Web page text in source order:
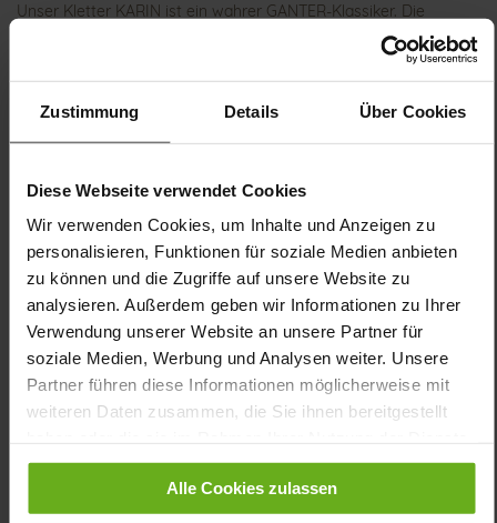
Zustimmung Details Über Cookies
Diese Webseite verwendet Cookies
Wir verwenden Cookies, um Inhalte und Anzeigen zu
personalisieren, Funktionen für soziale Medien anbieten
zu können und die Zugriffe auf unsere Website zu
analysieren. Außerdem geben wir Informationen zu Ihrer
Verwendung unserer Website an unsere Partner für
soziale Medien, Werbung und Analysen weiter. Unsere
Partner führen diese Informationen möglicherweise mit
weiteren Daten zusammen, die Sie ihnen bereitgestellt
gesammelt haben.
Alle Cookies zulassen
Unser Kletter KARIN ist ein wahrer GANTER-Klassiker. Die
bequeme K-Weite bietet Ihrem Fuß viel Platz und gleichzeitig
sicheren Halt. Das eingearbeitete Duroflex-Material im vorderen
Bereich des Schuhs ist dehnbar – dadurch ergibt sich die ideale
Passform und Ihre Füße bleiben vor Druckstellen geschützt. Bei
der Verarbeitung des schwarzen Glattleders wird, insbesondere
im Bereich des Vorfußes, mit nicht-drückenden, flexiblen
besonders weich und umschmeichelt den Fuß für exzellenten
antibakteriell. Dehnfähige Blatteinsätze ergänzen das
umfangreiche Raumangebot im Vorderfuß. Das kommt vor
allem Rheumatikern, Diabetikern und Personen mit einer
Fußfehlstellung entgegen. Dezente Farben, eine zurückhaltende
Optik und hochwertige Materialien machen KARIN zu einem
gelungenen Basic und Allrounder. Der Klettverschluss ermöglicht
den einfachen Einstieg und eine individuelle Anpassung an Ihre
Fußform.
Details
Mehr
dämpfende PU-Sohle